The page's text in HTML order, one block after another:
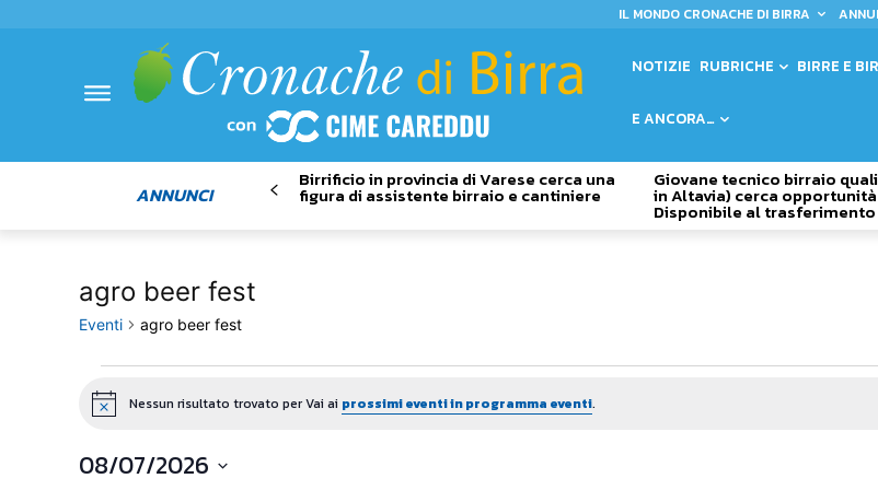
IL MONDO CRONACHE DI BIRRA
NOTIZIE RUBRICHE BIRRE E
E ANCORA…
ANNUNCI
Birrificio in provincia di Varese cerca una
figura di assistente birraio e cantiniere
Giovane tecnico birraio
in Altavia) cerca
Disponibile al trasferimento
agro beer fest
Eventi agro beer fest
Eventi
NoticeNessun risultato trovato per Vai ai prossimi eventi in programma eventi.
08/07/2026